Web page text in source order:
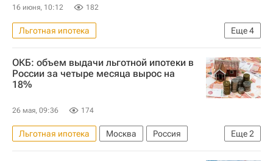
16 июня, 10:12 182
Еще4
Льготная ипотека
Министерство финансов РФ (Минфин России)
Ипотека
Жилье Кредиты
ОКБ: объем выдачи льготной ипотеки в
России за четыре месяца вырос на
18%
26 мая, 09:36 174
Еще2
Льготная ипотека Москва
Россия
Московская область (Подмосковье)